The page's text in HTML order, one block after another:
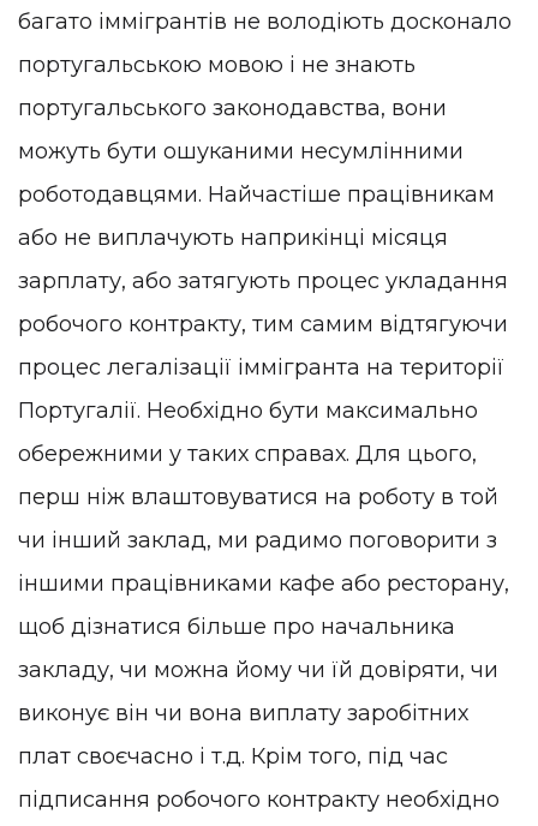
багато іммігрантів не володіють досконало
португальською мовою і не знають
португальського законодавства, вони
можуть бути ошуканими несумлінними
роботодавцями. Найчастіше працівникам
або не виплачують наприкінці місяця
зарплату, або затягують процес укладання
робочого контракту, тим самим відтягуючи
процес легалізації іммігранта на території
Португалії. Необхідно бути максимально
обережними у таких справах. Для цього,
перш ніж влаштовуватися на роботу в той
чи інший заклад, ми радимо поговорити з
іншими працівниками кафе або ресторану,
щоб дізнатися більше про начальника
закладу, чи можна йому чи їй довіряти, чи
виконує він чи вона виплату заробітних
плат своєчасно і т.д. Крім того, під час
підписання робочого контракту необхідно